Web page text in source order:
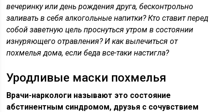
вечеринку или день рождения друга, бесконтрольно
заливать в себя алкогольные напитки? Кто ставит перед
собой заветную цель проснуться утром в состоянии
изнуряющего отравления? И как вылечиться от
похмелья дома, если беда все-таки настигла?
Уродливые маски похмелья
Врачи-наркологи называют это состояние
абстинентным синдромом, друзья с сочувствием